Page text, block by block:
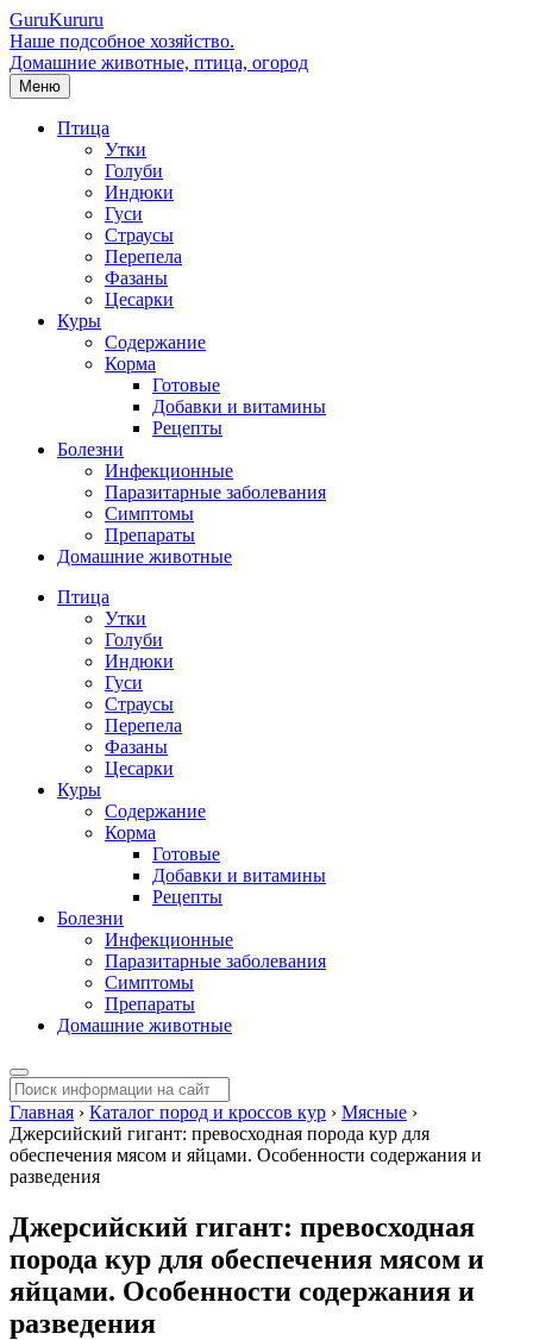
GuruKururu
Наше подсобное хозяйство.
Домашние животные, птица, огород
Меню
Птица
Утки
Голуби
Индюки
Гуси
Страусы
Перепела
Фазаны
Цесарки
Куры
Содержание
Корма
Готовые
Добавки и витамины
Рецепты
Болезни
Инфекционные
Паразитарные заболевания
Симптомы
Препараты
Домашние животные
Птица
Утки
Голуби
Индюки
Гуси
Страусы
Перепела
Фазаны
Цесарки
Куры
Содержание
Корма
Готовые
Добавки и витамины
Рецепты
Болезни
Инфекционные
Паразитарные заболевания
Симптомы
Препараты
Домашние животные
Главная › Каталог пород и кроссов кур › Мясные ›
Джерсийский гигант: превосходная порода кур для
обеспечения мясом и яйцами. Особенности содержания и
разведения
Джерсийский гигант: превосходная
порода кур для обеспечения мясом и
яйцами. Особенности содержания и
разведения